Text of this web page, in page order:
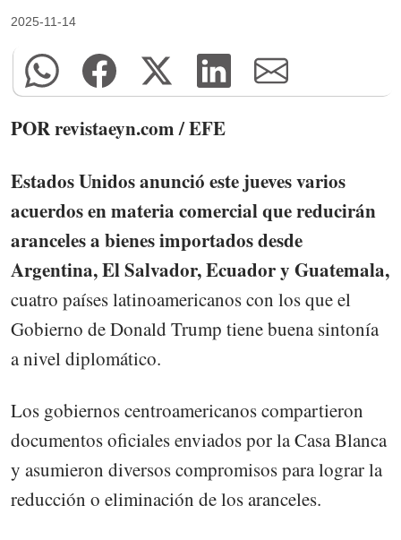
2025-11-14
POR revistaeyn.com / EFE
Estados Unidos anunció este jueves varios
acuerdos en materia comercial que reducirán
aranceles a bienes importados desde
Argentina, El Salvador, Ecuador y Guatemala,
cuatro países latinoamericanos con los que el
Gobierno de Donald Trump tiene buena sintonía
a nivel diplomático.
Los gobiernos centroamericanos compartieron
documentos oficiales enviados por la Casa Blanca
y asumieron diversos compromisos para lograr la
reducción o eliminación de los aranceles.